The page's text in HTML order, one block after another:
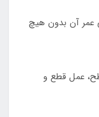
عمر آن بدون هیچ
عمل قطع و